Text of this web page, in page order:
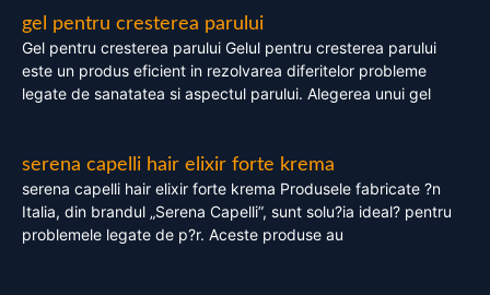
gel pentru cresterea parului
Gel pentru cresterea parului Gelul pentru cresterea parului
este un produs eficient in rezolvarea diferitelor probleme
legate de sanatatea si aspectul parului. Alegerea unui gel
serena capelli hair elixir forte krema
serena capelli hair elixir forte krema Produsele fabricate ?n
Italia, din brandul „Serena Capelli”, sunt solu?ia ideal? pentru
problemele legate de p?r. Aceste produse au